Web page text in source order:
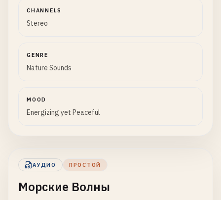
CHANNELS
Stereo
GENRE
Nature Sounds
MOOD
Energizing yet Peaceful
АУДИО ПРОСТОЙ
Морские Волны